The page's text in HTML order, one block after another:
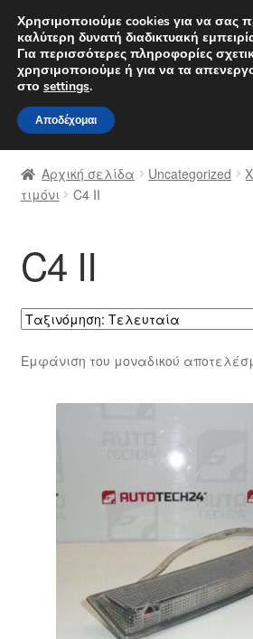
ΑΠΟΣΤΟΛΗ από 7
Δευτέρα-Παρ. 9 π.μ. - 4
Απευθείας
μετάβαση
στην
πλοήγηση
Μετάβαση
σε
περιεχόμενο
Αρχική
Διαδικασία Παραπόνων
Καροτσάκι
Μεταφορά
Ολοκλήρωση αγοράς
Οροι και Προϋποθέσεις
πληρωμές
Αρχική σελίδα Uncategorized
τιμόνι
C4 II
C4 II
Εμφάνιση του μοναδικού
Χρησιμοποιούμε cookies για να σας
καλύτερη δυνατή διαδικτυακή
Για περισσότερες πληροφορίες
χρησιμοποιούμε ή για να τα
στο settings.
Αποδέχομαι